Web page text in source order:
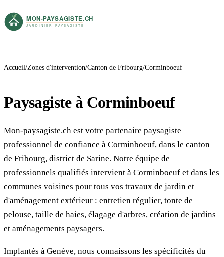
Accueil Zones d'intervention Canton de Fribourg Corminboeuf
Paysagiste à Corminboeuf
Mon-paysagiste.ch est votre partenaire paysagiste
professionnel de confiance à Corminboeuf, dans le canton
de Fribourg, district de Sarine. Notre équipe de
professionnels qualifiés intervient à Corminboeuf et dans les
communes voisines pour tous vos travaux de jardin et
d'aménagement extérieur : entretien régulier, tonte de
pelouse, taille de haies, élagage d'arbres, création de jardins
et aménagements paysagers.
Implantés à Genève, nous connaissons les spécificités du